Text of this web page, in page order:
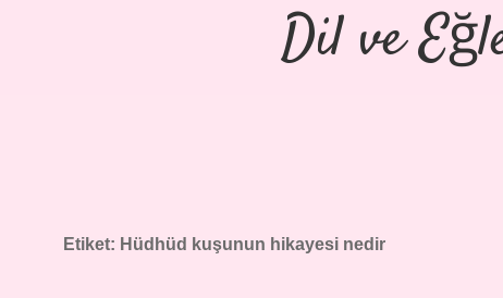
Dil ve
Etiket: Hüdhüd kuşunun hikayesi nedir